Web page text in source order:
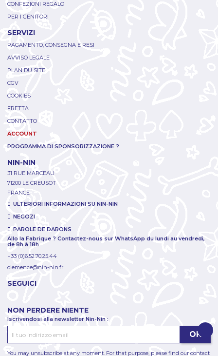
CONFEZIONI REGALO
PER I GENITORI
SERVIZI
PAGAMENTO, CONSEGNA E RESI
AVVISO LEGALE
PLAN DU SITE
CGV
COOKIES
FRETTA
CONTATTO
ACCOUNT
PROGRAMMA DI SPONSORIZZAZIONE ?
NIN-NIN
31 RUE MARCEAU
71200 LE CREUSOT
FRANCE
ULTERIORI INFORMAZIONI SU NIN-NIN
NEGOZI
PAROLE DE DARONS
Allo la Fabrique ? Contactez-nous sur WhatsApp du lundi au vendredi,
de 8h à 18h
+33 (0)6.52.70.25.44
clemence@nin-nin.fr
SEGUICI
NON PERDERE NIENTE
Iscrivendosi alla newsletter Nin-Nin :
You may unsubscribe at any moment. For that purpose, please find our contact